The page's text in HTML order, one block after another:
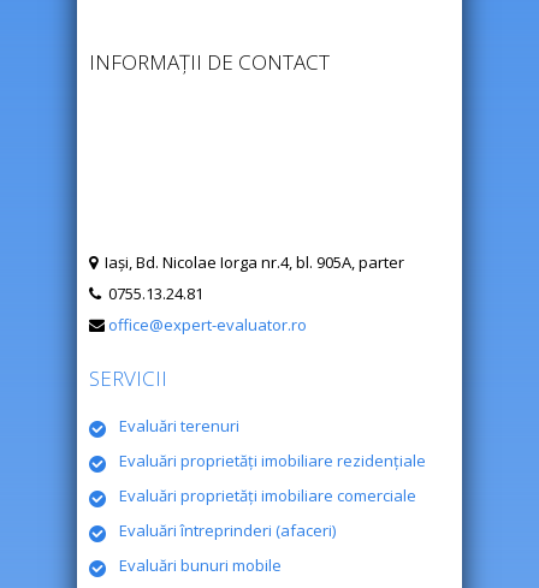
INFORMAȚII DE CONTACT
Iaşi, Bd. Nicolae Iorga nr.4, bl. 905A, parter
0755.13.24.81
office@expert-evaluator.ro
SERVICII
Evaluări terenuri
Evaluări proprietăţi imobiliare rezidenţiale
Evaluări proprietăţi imobiliare comerciale
Evaluări întreprinderi (afaceri)
Evaluări bunuri mobile